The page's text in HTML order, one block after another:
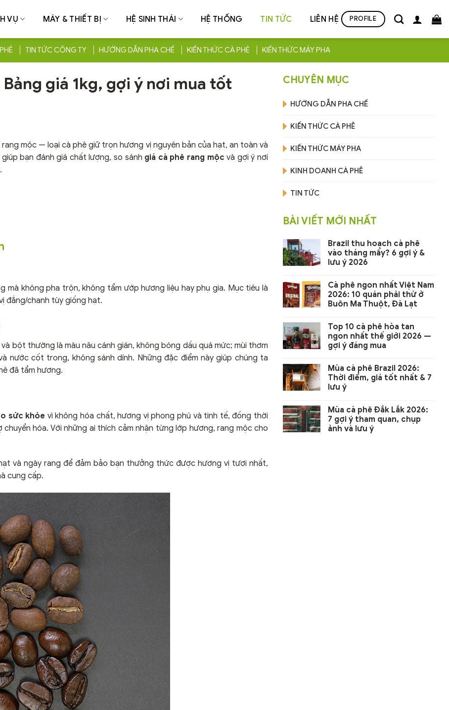
VỤ MÁY & THIẾT BỊ HỆ SINH THÁI HỆ THỐNG TIN TỨC LIÊN HỆ PROFILE
TIN TỨC CÔNG TY HƯỚNG DẪN PHA CHẾ KIẾN THỨC CÀ PHÊ KIẾN THỨC MÁY PHA
giá 1kg, gợi ý nơi mua tốt
mộc — loại cà phê giữ trọn hương vị nguyên bản của hạt, an toàn và
bạn đánh giá chất lượng, so sánh giá cà phê rang mộc và gợi ý nơi
mà không pha trộn, không tẩm ướp hương liệu hay phụ gia. Mục tiêu là
đắng/chanh tùy giống hạt.
bột thường là màu nâu cánh gián, không bóng dầu quá mức; mùi thơm
nước cốt trong, không sánh dính. Những đặc điểm này giúp chúng ta
đã tẩm hương.
sức khỏe vì không hóa chất, hương vị phong phú và tinh tế, đồng thời
hóa. Với những ai thích cảm nhận từng lớp hương, rang mộc cho
và ngày rang để đảm bảo bạn thưởng thức được hương vị tươi nhất,
cung cấp.
CHUYÊN MỤC
HƯỚNG DẪN PHA CHẾ
KIẾN THỨC CÀ PHÊ
KIẾN THỨC MÁY PHA
KINH DOANH CÀ PHÊ
TIN TỨC
BÀI VIẾT MỚI NHẤT
Brazil thu hoạch cà phê
vào tháng mấy? 6 gợi ý &
lưu ý 2026
Cà phê ngon nhất Việt Nam
2026: 10 quán phải thử ở
Buôn Ma Thuột, Đà Lạt
Top 10 cà phê hòa tan
ngon nhất thế giới 2026 —
gợi ý đáng mua
Mùa cà phê Brazil 2026:
Thời điểm, giá tốt nhất & 7
lưu ý
Mùa cà phê Đắk Lắk 2026:
7 gợi ý tham quan, chụp
ảnh và lưu ý